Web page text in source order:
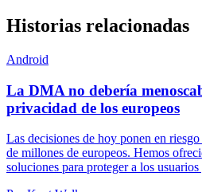
Historias relacionadas
Android
La DMA no debería
privacidad de los europeos
Las decisiones de hoy ponen en
de millones de europeos. Hemos
soluciones para proteger a los